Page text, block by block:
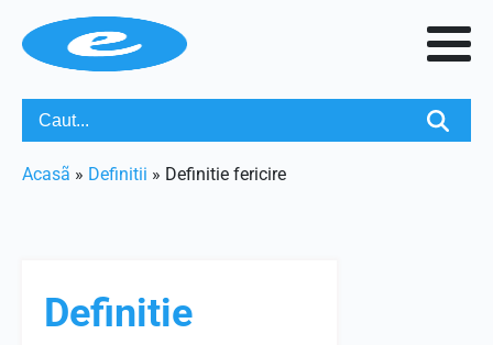
Acasã » Definitii » Definitie fericire
Definitie